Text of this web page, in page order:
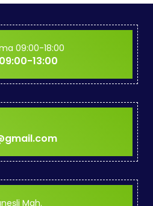
09:00-18:00
13:00
Mah.